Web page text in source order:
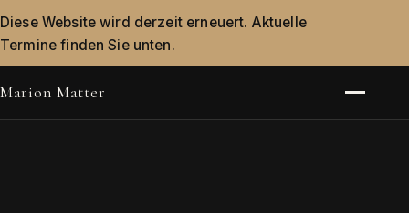
Diese Website wird derzeit erneuert. Aktuelle
Termine finden Sie unten.
Marion Matter